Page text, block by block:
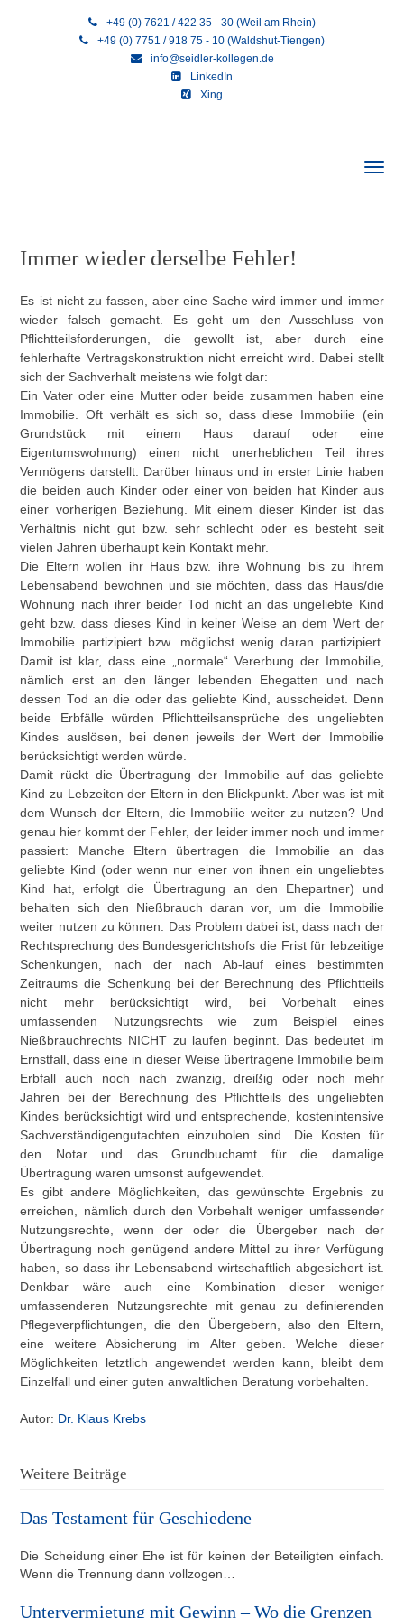
+49 (0) 7621 / 422 35 - 30 (Weil am Rhein)
+49 (0) 7751 / 918 75 - 10 (Waldshut-Tiengen)
info@seidler-kollegen.de
LinkedIn
Xing
Immer wieder derselbe Fehler!
Es ist nicht zu fassen, aber eine Sache wird immer und immer
wieder falsch gemacht. Es geht um den Ausschluss von
Pflichtteilsforderungen, die gewollt ist, aber durch eine
fehlerhafte Vertragskonstruktion nicht erreicht wird. Dabei stellt
sich der Sachverhalt meistens wie folgt dar:
Ein Vater oder eine Mutter oder beide zusammen haben eine
Immobilie. Oft verhält es sich so, dass diese Immobilie (ein
Grundstück mit einem Haus darauf oder eine
Eigentumswohnung) einen nicht unerheblichen Teil ihres
Vermögens darstellt. Darüber hinaus und in erster Linie haben
die beiden auch Kinder oder einer von beiden hat Kinder aus
einer vorherigen Beziehung. Mit einem dieser Kinder ist das
Verhältnis nicht gut bzw. sehr schlecht oder es besteht seit
vielen Jahren überhaupt kein Kontakt mehr.
Die Eltern wollen ihr Haus bzw. ihre Wohnung bis zu ihrem
Lebensabend bewohnen und sie möchten, dass das Haus/die
Wohnung nach ihrer beider Tod nicht an das ungeliebte Kind
geht bzw. dass dieses Kind in keiner Weise an dem Wert der
Immobilie partizipiert bzw. möglichst wenig daran partizipiert.
Damit ist klar, dass eine „normale“ Vererbung der Immobilie,
nämlich erst an den länger lebenden Ehegatten und nach
dessen Tod an die oder das geliebte Kind, ausscheidet. Denn
beide Erbfälle würden Pflichtteilsansprüche des ungeliebten
Kindes auslösen, bei denen jeweils der Wert der Immobilie
berücksichtigt werden würde.
Damit rückt die Übertragung der Immobilie auf das geliebte
Kind zu Lebzeiten der Eltern in den Blickpunkt. Aber was ist mit
dem Wunsch der Eltern, die Immobilie weiter zu nutzen? Und
genau hier kommt der Fehler, der leider immer noch und immer
passiert: Manche Eltern übertragen die Immobilie an das
geliebte Kind (oder wenn nur einer von ihnen ein ungeliebtes
Kind hat, erfolgt die Übertragung an den Ehepartner) und
behalten sich den Nießbrauch daran vor, um die Immobilie
weiter nutzen zu können. Das Problem dabei ist, dass nach der
Rechtsprechung des Bundesgerichtshofs die Frist für lebzeitige
Schenkungen, nach der nach Ab-lauf eines bestimmten
Zeitraums die Schenkung bei der Berechnung des Pflichtteils
nicht mehr berücksichtigt wird, bei Vorbehalt eines
umfassenden Nutzungsrechts wie zum Beispiel eines
Nießbrauchrechts NICHT zu laufen beginnt. Das bedeutet im
Ernstfall, dass eine in dieser Weise übertragene Immobilie beim
Erbfall auch noch nach zwanzig, dreißig oder noch mehr
Jahren bei der Berechnung des Pflichtteils des ungeliebten
Kindes berücksichtigt wird und entsprechende, kostenintensive
Sachverständigengutachten einzuholen sind. Die Kosten für
den Notar und das Grundbuchamt für die damalige
Übertragung waren umsonst aufgewendet.
Es gibt andere Möglichkeiten, das gewünschte Ergebnis zu
erreichen, nämlich durch den Vorbehalt weniger umfassender
Nutzungsrechte, wenn der oder die Übergeber nach der
Übertragung noch genügend andere Mittel zu ihrer Verfügung
haben, so dass ihr Lebensabend wirtschaftlich abgesichert ist.
Denkbar wäre auch eine Kombination dieser weniger
umfassenderen Nutzungsrechte mit genau zu definierenden
Pflegeverpflichtungen, die den Übergebern, also den Eltern,
eine weitere Absicherung im Alter geben. Welche dieser
Möglichkeiten letztlich angewendet werden kann, bleibt dem
Einzelfall und einer guten anwaltlichen Beratung vorbehalten.
Autor: Dr. Klaus Krebs
Weitere Beiträge
Das Testament für Geschiedene
Die Scheidung einer Ehe ist für keinen der Beteiligten einfach.
Wenn die Trennung dann vollzogen…
Untervermietung mit Gewinn – Wo die Grenzen